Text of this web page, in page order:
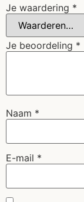
Je waardering *
Je beoordeling *
Naam *
E-mail *